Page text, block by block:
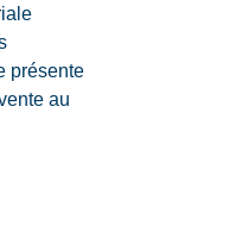
présente
au